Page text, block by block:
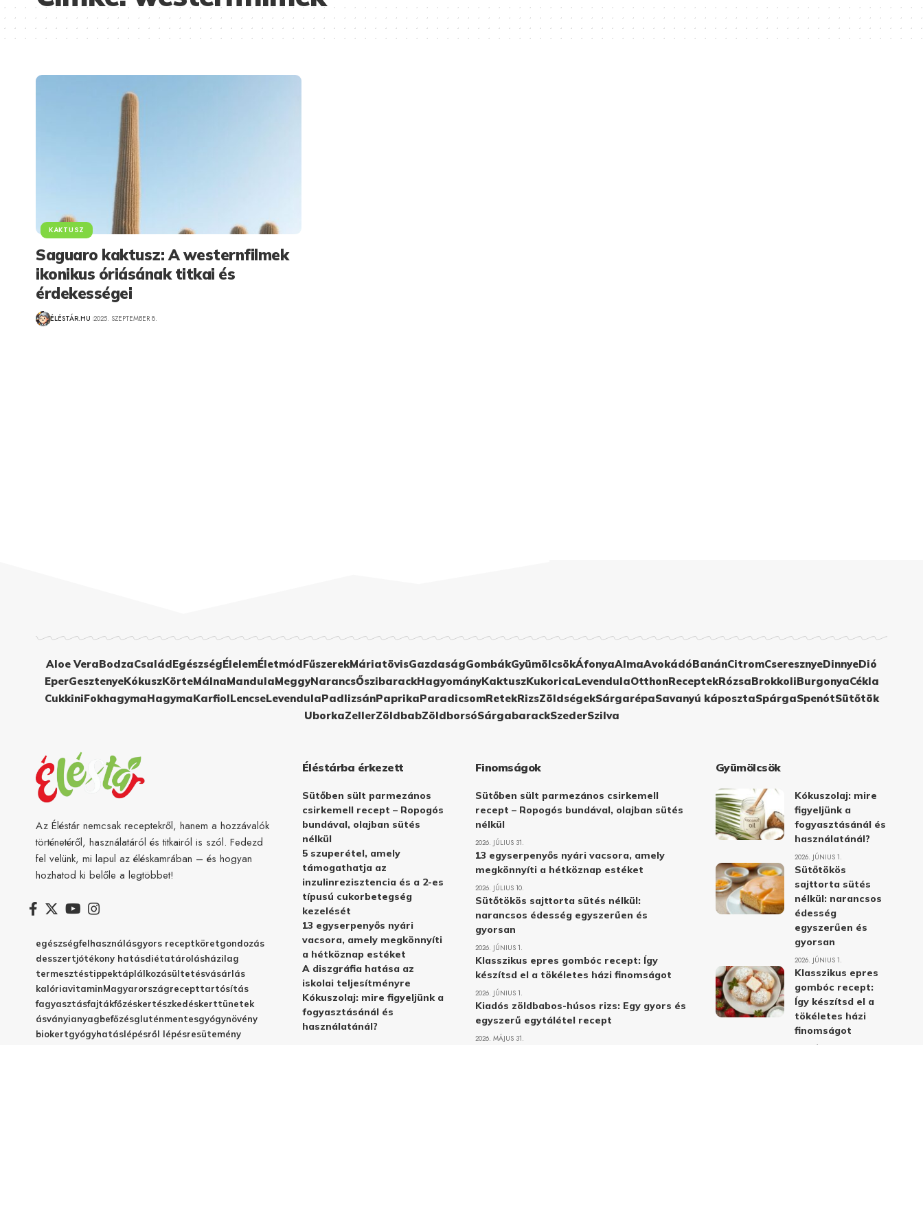
KAKTUSZ
Saguaro kaktusz: A westernfilmek
ikonikus óriásának titkai és
érdekességei
ÉLÉSTÁR.HU 2025. SZEPTEMBER 8.
Aloe VeraBodzaCsaládEgészségÉlelemÉletmódFűszerekMáriatövisGazdaságGombákGyümölcsökÁfonyaAlmaAvokádóBanánCitromCseresznyeDinnyeDió
EperGesztenyeKókuszKörteMálnaMandulaMeggyNarancsŐszibarackHagyományKaktuszKukoricaLevendulaOtthonReceptekRózsaBrokkoliBurgonyaCékla
CukkiniFokhagymaHagymaKarfiolLencseLevendulaPadlizsánPaprikaParadicsomRetekRizsZöldségekSárgarépaSavanyú káposztaSpárgaSpenótSütőtök
UborkaZellerZöldbabZöldborsóSárgabarackSzederSzilva
Az Éléstár nemcsak receptekről, hanem a hozzávalók
történetéről, használatáról és titkairól is szól. Fedezd
fel velünk, mi lapul az éléskamrában – és hogyan
hozhatod ki belőle a legtöbbet!
egészségfelhasználásgyors receptköretgondozás
desszertjótékony hatásdiétatárolásházilag
termesztéstippektáplálkozásültetésvásárlás
kalóriavitaminMagyarországrecepttartósítás
fagyasztásfajtákfőzéskertészkedéskerttünetek
ásványianyagbefőzésgluténmentesgyógynövény
biokertgyógyhatáslépésről lépésresütemény
Éléstárba érkezett
Sütőben sült parmezános
csirkemell recept – Ropogós
bundával, olajban sütés
nélkül
5 szuperétel, amely
támogathatja az
inzulinrezisztencia és a 2-es
típusú cukorbetegség
kezelését
13 egyserpenyős nyári
vacsora, amely megkönnyíti
a hétköznap estéket
A diszgráfia hatása az
iskolai teljesítményre
Kókuszolaj: mire figyeljünk a
fogyasztásánál és
használatánál?
Finomságok
Sütőben sült parmezános csirkemell
recept – Ropogós bundával, olajban sütés
nélkül
2026. JÚLIUS 31.
13 egyserpenyős nyári vacsora, amely
megkönnyíti a hétköznap estéket
2026. JÚLIUS 10.
Sütőtökös sajttorta sütés nélkül:
narancsos édesség egyszerűen és
gyorsan
2026. JÚNIUS 1.
Klasszikus epres gombóc recept: Így
készítsd el a tökéletes házi finomságot
2026. JÚNIUS 1.
Kiadós zöldbabos-húsos rizs: Egy gyors és
egyszerű egytálétel recept
2026. MÁJUS 31.
Gyümölcsök
Kókuszolaj: mire
figyeljünk a
fogyasztásánál és
használatánál?
2026. JÚNIUS 1.
Sütőtökös
sajttorta sütés
nélkül: narancsos
édesség
egyszerűen és
gyorsan
2026. JÚNIUS 1.
Klasszikus epres
gombóc recept:
Így készítsd el a
tökéletes házi
finomságot
2026. JÚNIUS 1.